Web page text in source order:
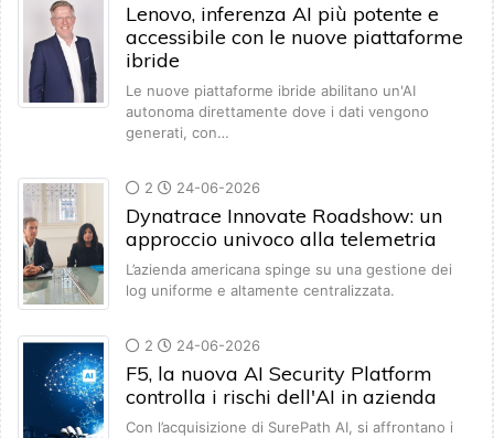
Lenovo, inferenza AI più potente e
accessibile con le nuove piattaforme
ibride
Le nuove piattaforme ibride abilitano un'AI
autonoma direttamente dove i dati vengono
generati, con…
2 24-06-2026
Dynatrace Innovate Roadshow: un
approccio univoco alla telemetria
L’azienda americana spinge su una gestione dei
log uniforme e altamente centralizzata.
2 24-06-2026
F5, la nuova AI Security Platform
controlla i rischi dell'AI in azienda
Con l’acquisizione di SurePath AI, si affrontano i